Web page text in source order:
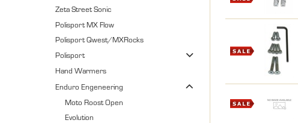
Zeta Street Sonic
Polisport MX Flow
Polisport Qwest/MXRocks
Polisport
Hand Warmers
Enduro Engeneering
Moto Roost Open
Evolution